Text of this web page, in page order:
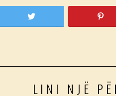
LINI NJË